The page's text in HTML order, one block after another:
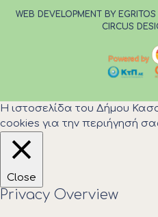
WEB DEVELOPMENT BY
CIRCUS
Η ιστοσελίδα του Δήμου
cookies για την περιήγησή
Close
Privacy Overview